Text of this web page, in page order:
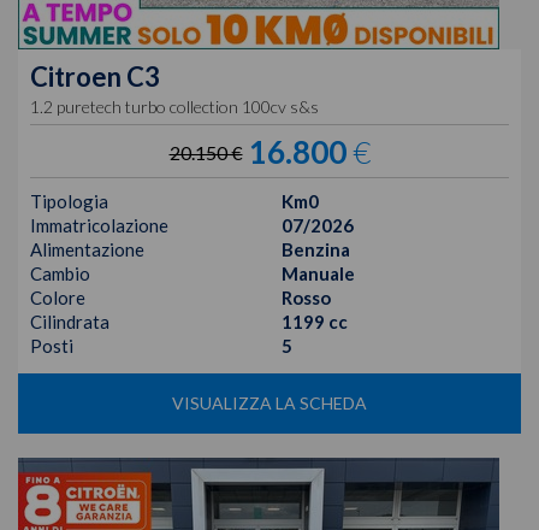
Citroen C3
1.2 puretech turbo collection 100cv s&s
20.150 € 16.800€
Tipologia
Km0
Immatricolazione
07/2026
Alimentazione
Benzina
Cambio
Manuale
Colore
Rosso
Cilindrata
1199 cc
Posti
5
VISUALIZZA LA SCHEDA